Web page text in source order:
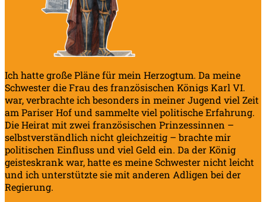
Ich hatte große Pläne für mein Herzogtum. Da meine
Schwester die Frau des französischen Königs Karl VI.
war, verbrachte ich besonders in meiner Jugend viel Zeit
am Pariser Hof und sammelte viel politische Erfahrung.
Die Heirat mit zwei französischen Prinzessinnen –
selbstverständlich nicht gleichzeitig – brachte mir
politischen Einfluss und viel Geld ein. Da der König
geisteskrank war, hatte es meine Schwester nicht leicht
und ich unterstützte sie mit anderen Adligen bei der
Regierung.